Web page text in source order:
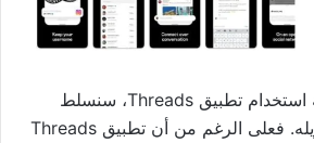
قبل التطرق إلى كيفية استخدام تطبيق Threads، سنسلط
الضوء على طريقة تنزيله. فعلى الرغم من أن تطبيق Threads